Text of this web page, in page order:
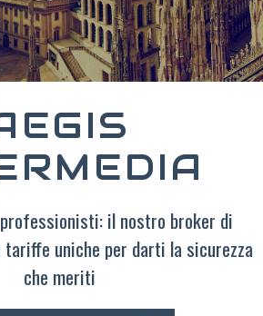
il nostro broker di
uniche per darti la sicurezza
che meriti